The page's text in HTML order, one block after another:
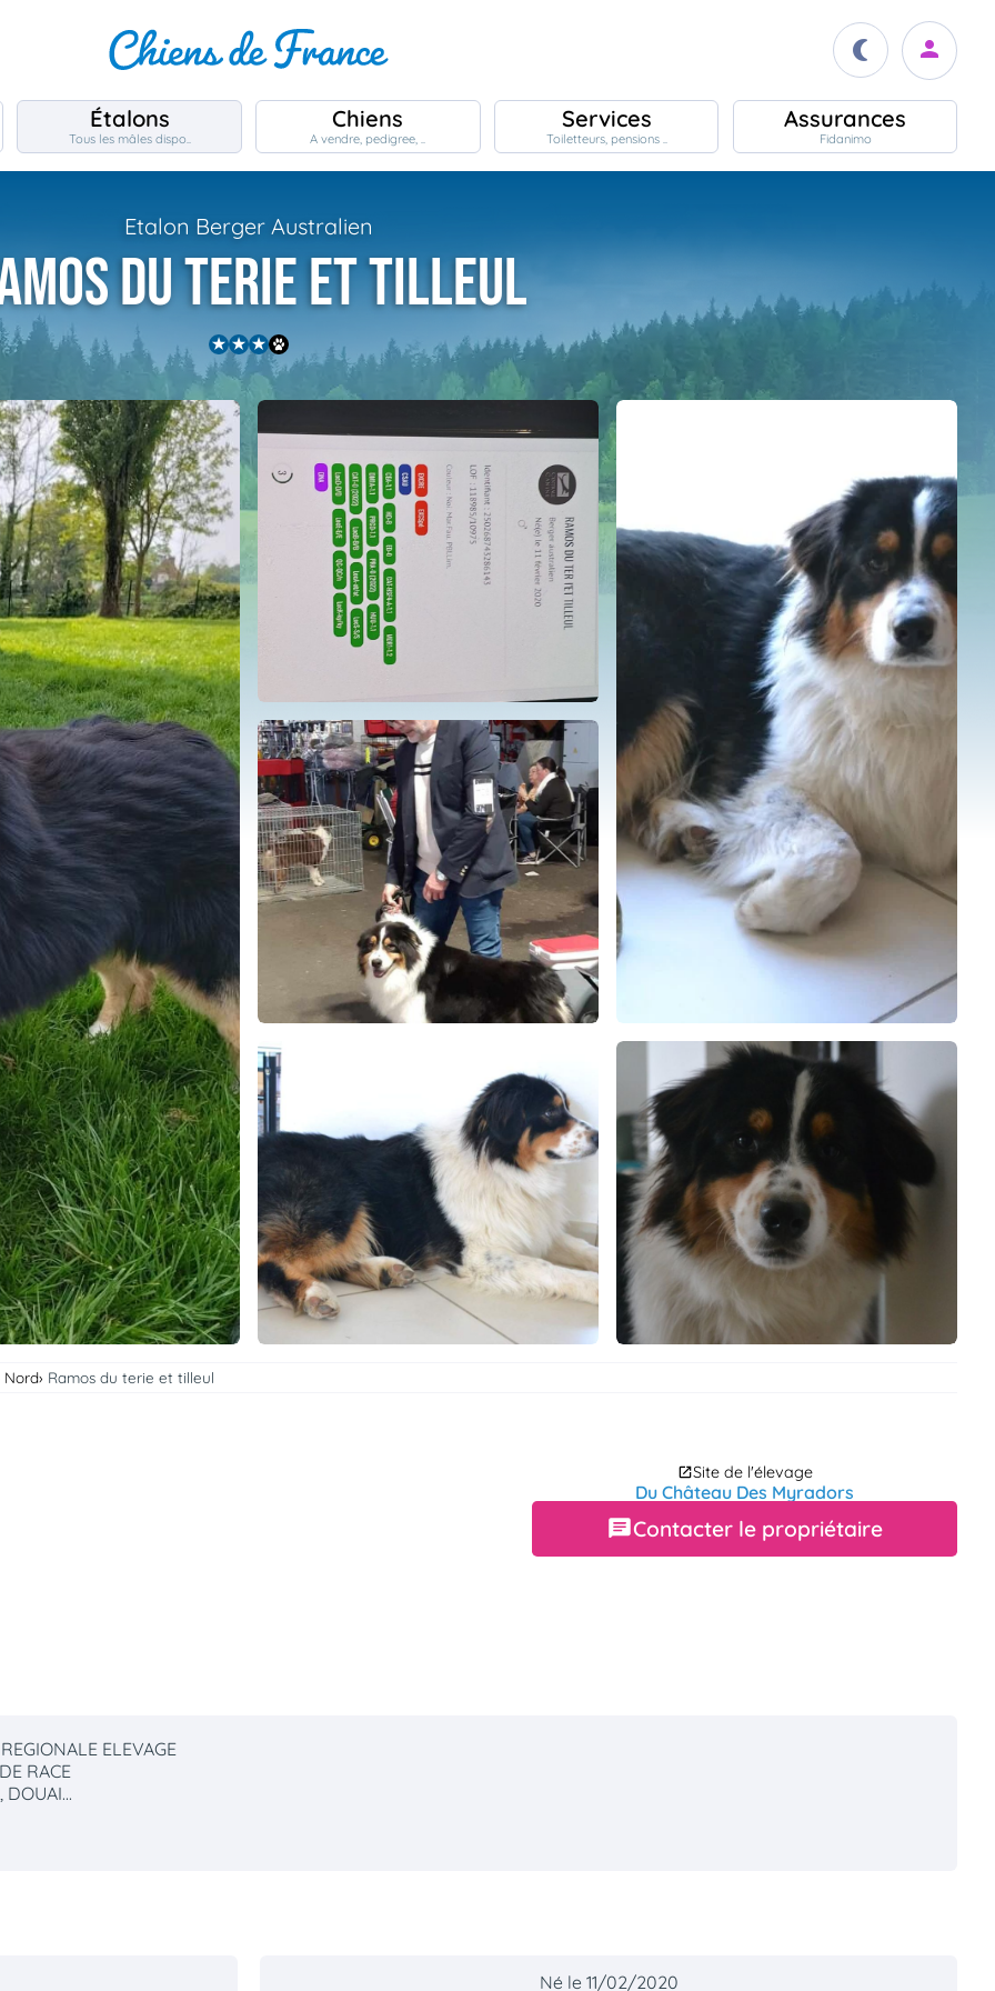
Étalons
Tous les mâles dispo..
Chiens
A vendre, pedigree, ..
Services
Toiletteurs, pensions ..
Assurances
Fidanimo
Etalon Berger Australien
du terie et tilleul
Nord Ramos du terie et tilleul
Site de l'élevage
Du Château Des Myradors
Contacter le propriétaire
ELEVAGE
RACE
Né le 11/02/2020